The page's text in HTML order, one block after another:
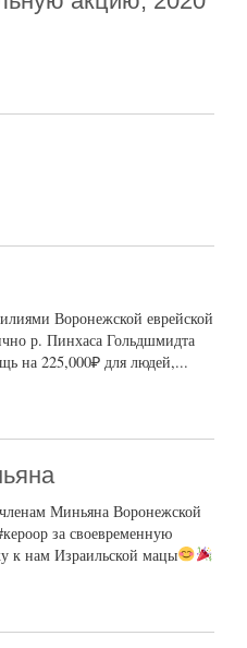
Воронежской еврейской
р. Пинхаса Гольдшмидта
на 225,000₽ для людей,...
Миньяна Воронежской
за своевременную
к нам Израильской мацы